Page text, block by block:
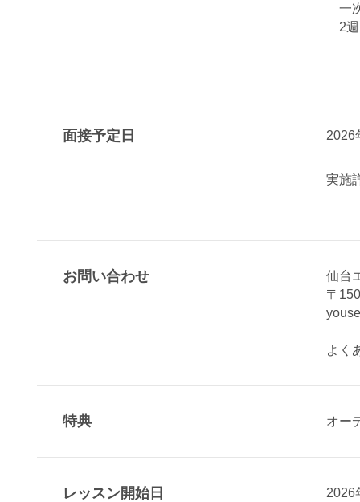
一
2週
面接予定日 2026
実施
お問い合わせ
仙台
〒
よく
特典 オー
レッスン開始日
2026